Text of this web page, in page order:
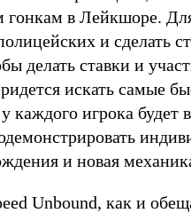
в Лейкшоре.
и сделать
делать ставки и
искать самые
каждого игрока будет
и новая
Unbound, как и